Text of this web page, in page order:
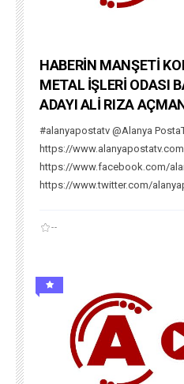
HABERİN MANŞETİ
METAL İŞLERİ ODASI
ADAYI ALİ RIZA
#alanyapostatv @Alanya
https://
https://www.facebook.com/
https://www.twitter.com/
--